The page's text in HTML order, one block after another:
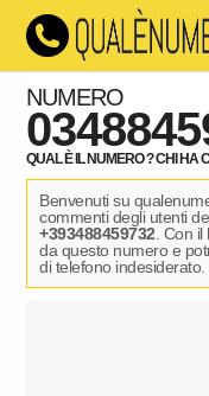
NUMERO
QUAL È IL NUMERO ? CHI HA
Benvenuti su
commenti degli utenti
+393488459732 . Con
da questo numero e
di telefono